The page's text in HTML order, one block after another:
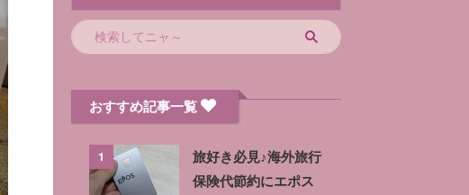
おすすめ記事一覧
1
旅好き必見♪海外旅行
保険代節約にエポス